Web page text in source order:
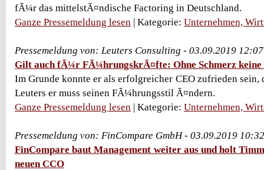
fÃ¼r das mittelstÃ¤ndische Factoring in Deutschland.
Ganze Pressemeldung lesen | Kategorie: Unternehmen,
Pressemeldung von: Leuters Consulting - 03.09.2019
Gilt auch fÃ¼r FÃ¼hrungskrÃ¤fte: Ohne Schmerz keine
Im Grunde konnte er als erfolgreicher CEO zufrieden sein,
Leuters er muss seinen FÃ¼hrungsstil Ã¤ndern.
Ganze Pressemeldung lesen | Kategorie: Unternehmen,
Pressemeldung von: FinCompare GmbH - 03.09.2019
FinCompare baut Management weiter aus und holt
neuen CCO